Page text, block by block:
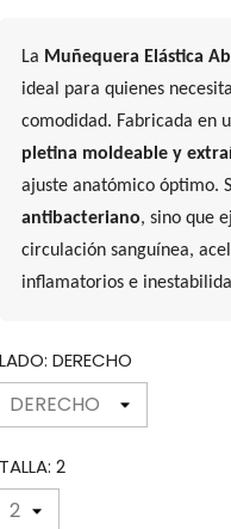
La Muñequera Elástica
ideal para quienes
comodidad. Fabricada en
pletina moldeable y
ajuste anatómico óptimo.
antibacteriano, sino que
circulación sanguínea,
inflamatorios e
LADO: DERECHO
TALLA: 2